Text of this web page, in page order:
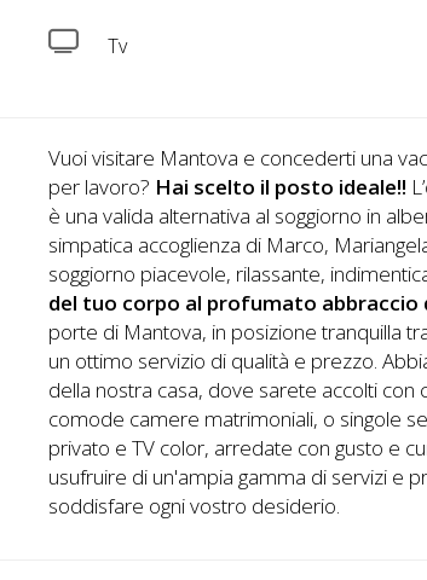
Tv
Vuoi visitare Mantova e concederti una
per lavoro? Hai scelto il posto ideale!!
è una valida alternativa al soggiorno in
simpatica accoglienza di Marco,
soggiorno piacevole, rilassante,
del tuo corpo al profumato abbraccio
porte di Mantova, in posizione tranquilla
un ottimo servizio di qualità e prezzo.
della nostra casa, dove sarete accolti con
comode camere matrimoniali, o singole
privato e TV color, arredate con gusto e
usufruire di un'ampia gamma di servizi e
soddisfare ogni vostro desiderio.